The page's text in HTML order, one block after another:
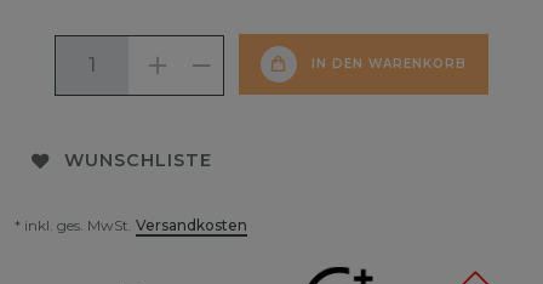
IN DEN WARENKORB
WUNSCHLISTE
* inkl. ges. MwSt. Versandkosten